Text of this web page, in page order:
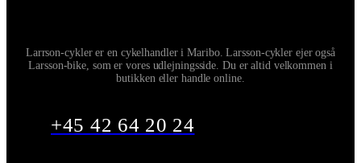
Larrson-cykler er en cykelhandler i Maribo. Larsson-cykler ejer også
Larsson-bike, som er vores udlejningsside. Du er altid velkommen i
butikken eller handle online.
+45 42 64 20 24